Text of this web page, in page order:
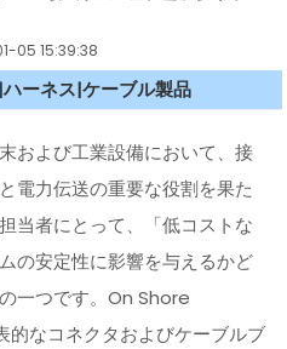
05 15:39:38
ーネス|ケーブル製品
および工業設備において、接
電力伝送の重要な役割を果た
当者にとって、「低コストな
の安定性に影響を与えるかど
一つです。On Shore
なコネクタおよびケーブルブ